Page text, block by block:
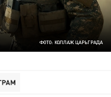
ФОТО: КОЛЛАЖ ЦАРЬГРАДА